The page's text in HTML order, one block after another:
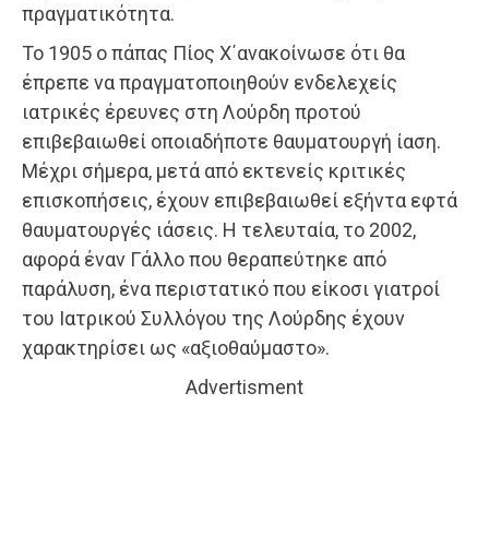
πραγματικότητα.
Το 1905 ο πάπας Πίος Χ΄ανακοίνωσε ότι θα
έπρεπε να πραγματοποιηθούν ενδελεχείς
ιατρικές έρευνες στη Λούρδη προτού
επιβεβαιωθεί οποιαδήποτε θαυματουργή ίαση.
Μέχρι σήμερα, μετά από εκτενείς κριτικές
επισκοπήσεις, έχουν επιβεβαιωθεί εξήντα εφτά
θαυματουργές ιάσεις. Η τελευταία, το 2002,
αφορά έναν Γάλλο που θεραπεύτηκε από
παράλυση, ένα περιστατικό που είκοσι γιατροί
του Ιατρικού Συλλόγου της Λούρδης έχουν
χαρακτηρίσει ως «αξιοθαύμαστο».
Advertisment